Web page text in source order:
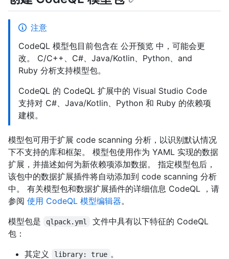
注意
CodeQL 模型包目前包含在 公开预览 中，可能会更
改。 C/C++、C#、Java/Kotlin、Python、and
Ruby 分析支持模型包。
CodeQL 的 CodeQL 扩展中的 Visual Studio Code
支持对 C#、Java/Kotlin、Python 和 Ruby 的依赖项
建模。
模型包可用于扩展 code scanning 分析，以识别默认情况
下不支持的库和框架。 模型包使用作为 YAML 实现的数据
扩展，并描述如何为新依赖项添加数据。 指定模型包后，
该包中的数据扩展插件将自动添加到 code scanning 分析
中。 有关模型包和数据扩展插件的详细信息 CodeQL ，请
参阅 使用 CodeQL 模型编辑器。
模型包是
qlpack.yml
文件中具有以下特征的 CodeQL
包：
其定义
library: true 。